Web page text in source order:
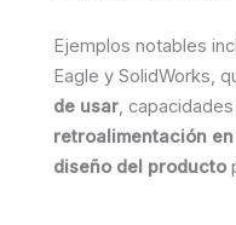
Ejemplos notables
Eagle y SolidWorks,
de usar,
retroalimentación
diseño del producto